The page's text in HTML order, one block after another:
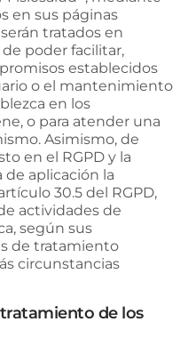
en sus páginas
tratados en
poder facilitar,
establecidos
o el mantenimiento
en los
o para atender una
Asimismo, de
en el RGPD y la
de aplicación la
30.5 del RGPD,
actividades de
según sus
de tratamiento
circunstancias
de los